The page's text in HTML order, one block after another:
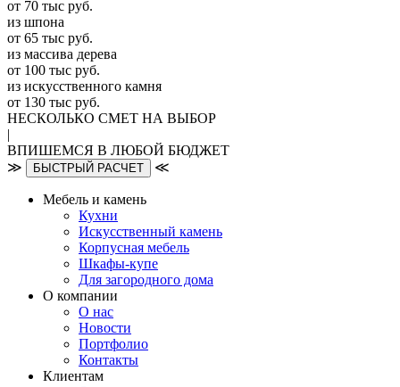
от 70 тыс руб.
из шпона
от 65 тыс руб.
из массива дерева
от 100 тыс руб.
из искусcтвенного камня
от 130 тыс руб.
НЕСКОЛЬКО СМЕТ НА ВЫБОР
|
ВПИШЕМСЯ В ЛЮБОЙ БЮДЖЕТ
≫
БЫСТРЫЙ РАСЧЕТ ≪
Мебель и камень
Кухни
Искусственный камень
Корпусная мебель
Шкафы-купе
Для загородного дома
О компании
О нас
Новости
Портфолио
Контакты
Клиентам